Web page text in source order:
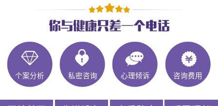
个案分析 私密咨询 心理倾诉 咨询费用